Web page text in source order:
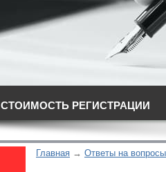
СТОИМОСТЬ РЕГИСТРАЦИИ
Главная Ответы на